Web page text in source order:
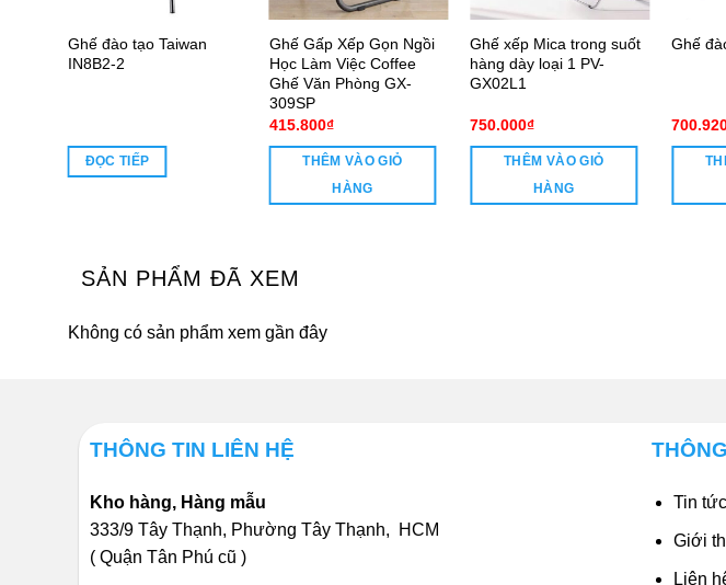
Ghế đào tạo Taiwan
IN8B2-2
ĐỌC TIẾP
Ghế Gấp Xếp Gọn Ngồi
Học Làm Việc Coffee
Ghế Văn Phòng GX-
309SP
415.800₫
THÊM VÀO GIỎ
HÀNG
Ghế xếp Mica trong suốt
hàng dày loại 1 PV-
GX02L1
750.000₫
THÊM VÀO GIỎ
HÀNG
Ghế
SẢN PHẨM ĐÃ XEM
Không có sản phẩm xem gần đây
THÔNG TIN LIÊN HỆ
Kho hàng, Hàng mẫu
333/9 Tây Thạnh, Phường Tây Thạnh, HCM
( Quận Tân Phú cũ )
Tin tức
Giới
Liên